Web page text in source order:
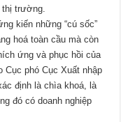
trường.
kiến những “cú sốc”
hoá toàn cầu mà còn
ứng và phục hồi của
Cục phó Cục Xuất nhập
định là chìa khoá, là
đó có doanh nghiệp